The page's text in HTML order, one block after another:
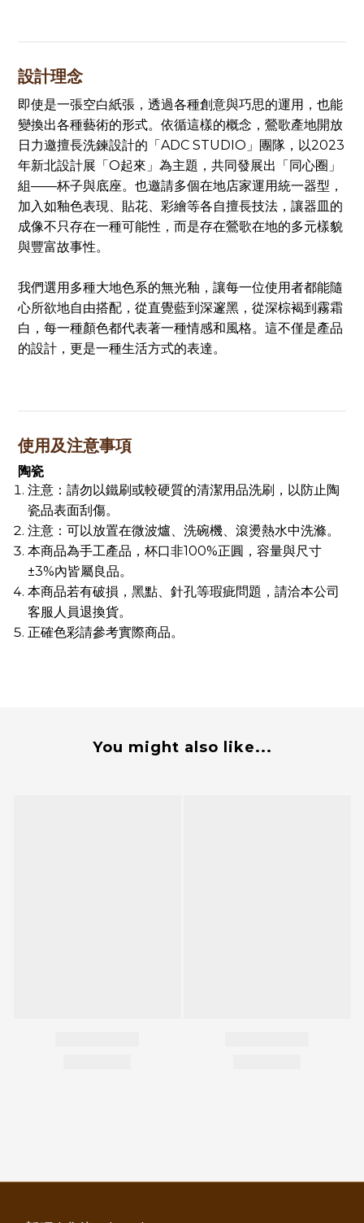
設計理念
即使是一張空白紙張，透過各種創意與巧思的運用，也能
變換出各種藝術的形式。依循這樣的概念，鶯歌產地開放
日力邀擅長洗鍊設計的「ADC STUDIO」團隊，以2023
年新北設計展「O起來」為主題，共同發展出「同心圈」
組——杯子與底座。也邀請多個在地店家運用統一器型，
加入如釉色表現、貼花、彩繪等各自擅長技法，讓器皿的
成像不只存在一種可能性，而是存在鶯歌在地的多元樣貌
與豐富故事性。
我們選用多種大地色系的無光釉，讓每一位使用者都能隨
心所欲地自由搭配，從直覺藍到深邃黑，從深棕褐到霧霜
白，每一種顏色都代表著一種情感和風格。這不僅是產品
的設計，更是一種生活方式的表達。
使用及注意事項
陶瓷
注意：請勿以鐵刷或較硬質的清潔用品洗刷，以防止陶
瓷品表面刮傷。
注意：可以放置在微波爐、洗碗機、滾燙熱水中洗滌。
本商品為手工產品，杯口非100%正圓，容量與尺寸
±3%內皆屬良品。
本商品若有破損，黑點、針孔等瑕疵問題，請洽本公司
客服人員退換貨。
正確色彩請參考實際商品。
You might also like...